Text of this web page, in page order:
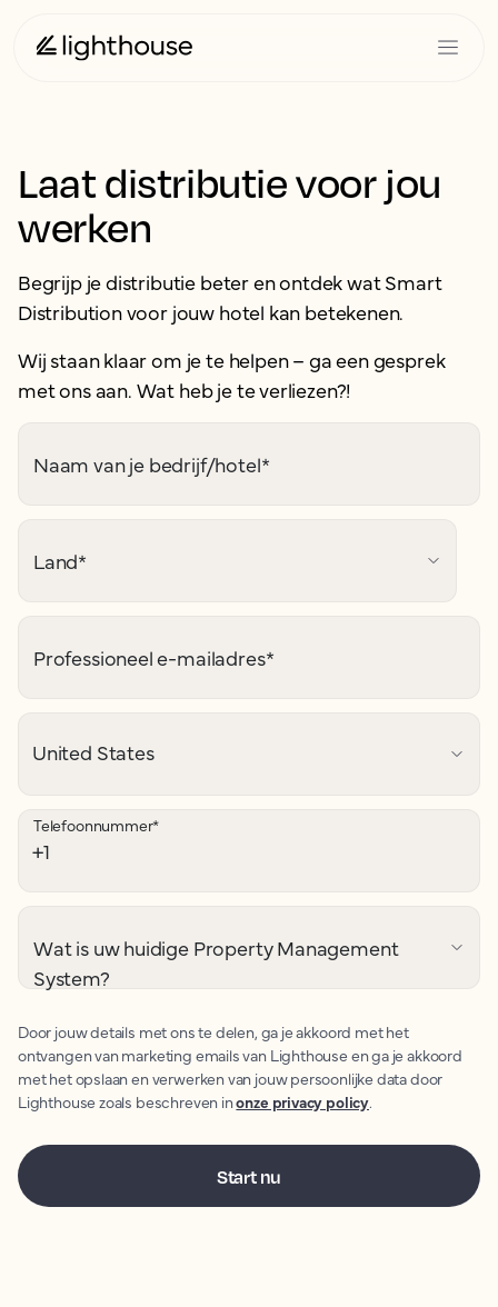
Laat distributie voor jou
werken
Begrijp je distributie beter en ontdek wat Smart
Distribution voor jouw hotel kan betekenen.
Wij staan klaar om je te helpen – ga een gesprek
met ons aan. Wat heb je te verliezen?!
Naam van je bedrijf/hotel*
Land*
Professioneel e-mailadres*
Telefoonnummer*
Wat is uw huidige Property Management
System?
Door jouw details met ons te delen, ga je akkoord met het
ontvangen van marketing emails van Lighthouse en ga je akkoord
met het opslaan en verwerken van jouw persoonlijke data door
Lighthouse zoals beschreven inonze privacy policy.